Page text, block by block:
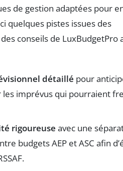
de gestion adaptées pour
quelques pistes issues des
conseils de LuxBudgetPro
détaillé pour
les imprévus qui pourraient
rigoureuse avec une
budgets AEP et ASC afin